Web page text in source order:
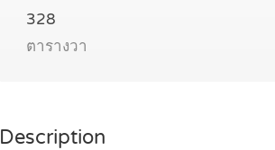
328
ตารางวา
Description